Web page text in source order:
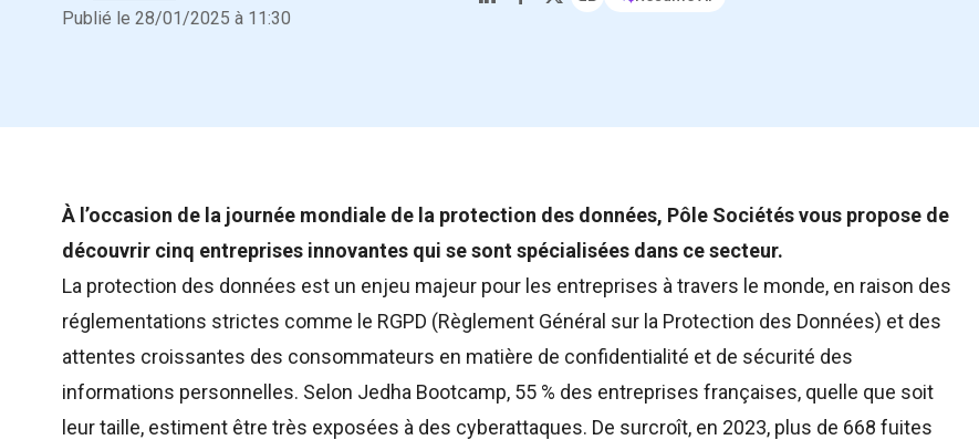
Publié le 28/01/2025 à 11:30
À l’occasion de la journée mondiale de la protection des données, Pôle Sociétés vous propose de
découvrir cinq entreprises innovantes qui se sont spécialisées dans ce secteur.
La protection des données est un enjeu majeur pour les entreprises à travers le monde, en raison des
réglementations strictes comme le RGPD (Règlement Général sur la Protection des Données) et des
attentes croissantes des consommateurs en matière de confidentialité et de sécurité des
informations personnelles. Selon Jedha Bootcamp, 55 % des entreprises françaises, quelle que soit
leur taille, estiment être très exposées à des cyberattaques. De surcroît, en 2023, plus de 668 fuites